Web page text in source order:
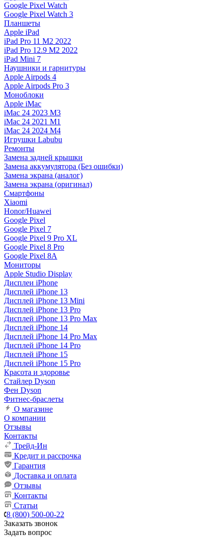
Google Pixel Watch
Google Pixel Watch 3
Планшеты
Apple iPad
iPad Pro 11 M2 2022
iPad Pro 12.9 M2 2022
iPad Mini 7
Наушники и гарнитуры
Apple Airpods 4
Apple Airpods Pro 3
Моноблоки
Apple iMac
iMac 24 2023 M3
iMac 24 2021 M1
iMac 24 2024 M4
Игрушки Labubu
Ремонты
Замена задней крышки
Замена аккумулятора (Без ошибки)
Замена экрана (аналог)
Замена экрана (оригинал)
Смартфоны
Xiaomi
Honor/Huawei
Google Pixel
Google Pixel 7
Google Pixel 9 Pro XL
Google Pixel 8 Pro
Google Pixel 8A
Мониторы
Apple Studio Display
Дисплеи iPhone
Дисплей iPhone 13
Дисплей iPhone 13 Mini
Дисплей iPhone 13 Pro
Дисплей iPhone 13 Pro Max
Дисплей iPhone 14
Дисплей iPhone 14 Pro Max
Дисплей iPhone 14 Pro
Дисплей iPhone 15
Дисплей iPhone 15 Pro
Красота и здоровье
Стайлер Dyson
Фен Dyson
Фитнес-браслеты
О магазине
О компании
Отзывы
Контакты
Трейд-Ин
Кредит и рассрочка
Гарантия
Доставка и оплата
Отзывы
Контакты
Статьи
8 (800) 500-00-22
Заказать звонок
Задать вопрос